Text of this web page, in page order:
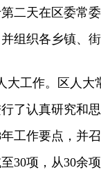
二天在区委常
组织各乡镇、街
工作。区人大
了认真研究和
工作要点，并
30项，从30余